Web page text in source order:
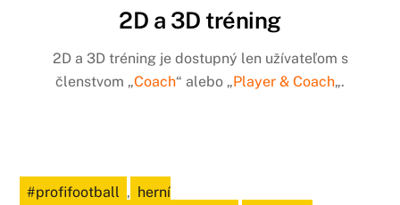
2D a 3D tréning
2D a 3D tréning je dostupný len užívateľom s
členstvom „Coach“ alebo „Player & Coach„.
#profifootball , herní